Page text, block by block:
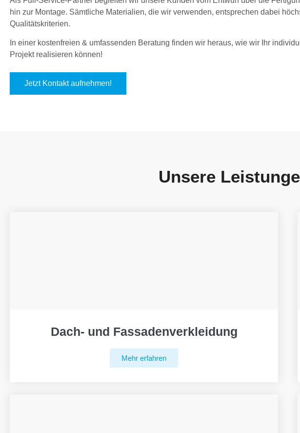
hin zur Montage. Sämtliche Materialien, die wir verwenden, entsprechen dabei
Qualitätskriterien.
In einer kostenfreien & umfassenden Beratung finden wir heraus, wie wir Ihr
Projekt realisieren können!
Jetzt Kontakt aufnehmen!
Unsere
Dach- und Fassadenverkleidung
Mehr erfahren